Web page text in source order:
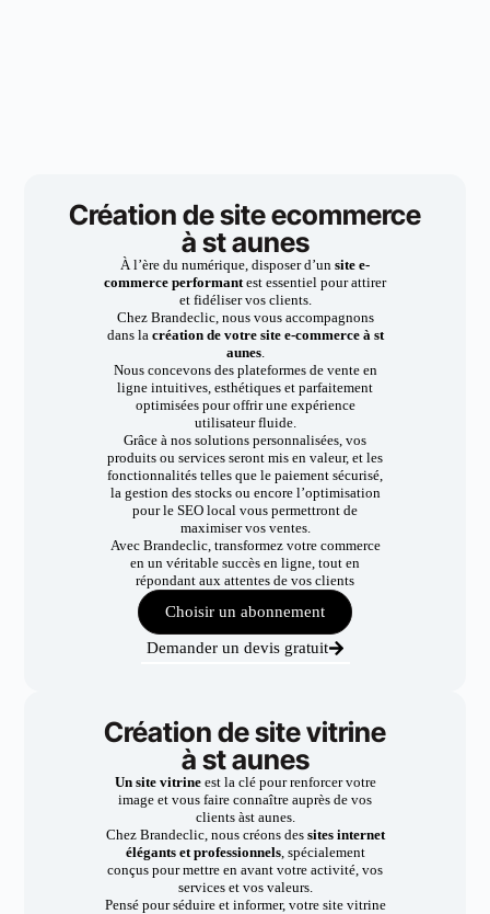
Création de site ecommerce
à st aunes
À l’ère du numérique, disposer d’un site e-
commerce performantest essentiel pour attirer
et fidéliser vos clients.
Chez Brandeclic, nous vous accompagnons
dans la création de votre site e-commerce à st
aunes.
Nous concevons des plateformes de vente en
ligne intuitives, esthétiques et parfaitement
optimisées pour offrir une expérience
utilisateur fluide.
Grâce à nos solutions personnalisées, vos
produits ou services seront mis en valeur, et les
fonctionnalités telles que le paiement sécurisé,
la gestion des stocks ou encore l’optimisation
pour le SEO local vous permettront de
maximiser vos ventes.
Avec Brandeclic, transformez votre commerce
en un véritable succès en ligne, tout en
répondant aux attentes de vos clients
Choisir un abonnement
Demander un devis gratuit
Création de site vitrine
à st aunes
Un site vitrineest la clé pour renforcer votre
image et vous faire connaître auprès de vos
clients àst aunes.
Chez Brandeclic, nous créons dessites internet
élégants et professionnels, spécialement
conçus pour mettre en avant votre activité, vos
services et vos valeurs.
Pensé pour séduire et informer, votre site vitrine